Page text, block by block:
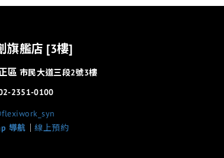
旗艦店 [3樓]
區市民大道三段2號3樓
2351-0100
導航
線上預約